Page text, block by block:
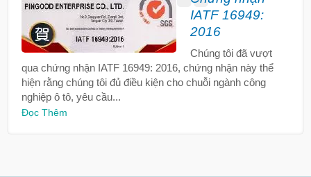
IATF 16949:
2016
Chúng tôi đã vượt
qua chứng nhận IATF 16949: 2016, chứng nhận này thể
hiện rằng chúng tôi đủ điều kiện cho chuỗi ngành công
nghiệp ô tô, yêu cầu...
Đọc Thêm